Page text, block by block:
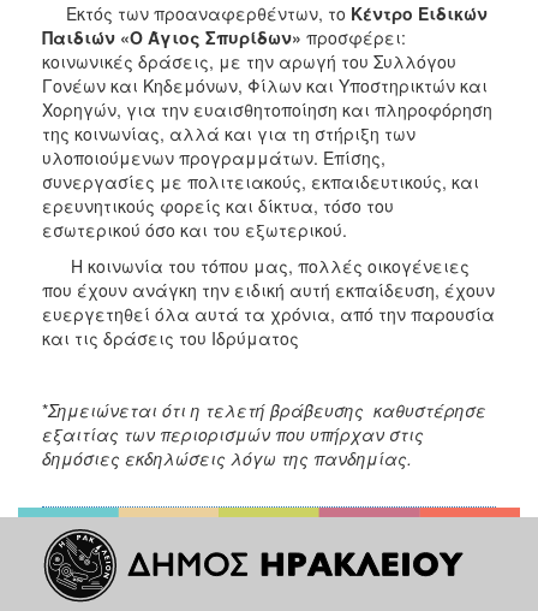
Εκτός των προαναφερθέντων, το Κέντρο Ειδικών
Παιδιών «Ο Άγιος Σπυρίδων» προσφέρει:
κοινωνικές δράσεις, με την αρωγή του Συλλόγου
Γονέων και Κηδεμόνων, Φίλων και Υποστηρικτών και
Χορηγών, για την ευαισθητοποίηση και πληροφόρηση
της κοινωνίας, αλλά και για τη στήριξη των
υλοποιούμενων προγραμμάτων. Επίσης,
συνεργασίες με πολιτειακούς, εκπαιδευτικούς, και
ερευνητικούς φορείς και δίκτυα, τόσο του
εσωτερικού όσο και του εξωτερικού.
Η κοινωνία του τόπου μας, πολλές οικογένειες
που έχουν ανάγκη την ειδική αυτή εκπαίδευση, έχουν
ευεργετηθεί όλα αυτά τα χρόνια, από την παρουσία
και τις δράσεις του Ιδρύματος
*Σημειώνεται ότι η τελετή βράβευσης καθυστέρησε
εξαιτίας των περιορισμών που υπήρχαν στις
δημόσιες εκδηλώσεις λόγω της πανδημίας.